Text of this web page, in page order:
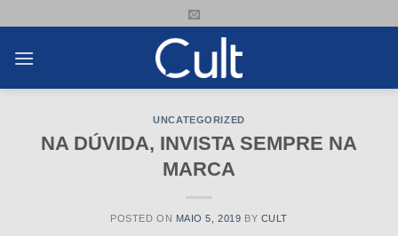
content
UNCATEGORIZED
NA DÚVIDA, INVISTA SEMPRE NA
MARCA
POSTED ON MAIO 5, 2019 BY CULT